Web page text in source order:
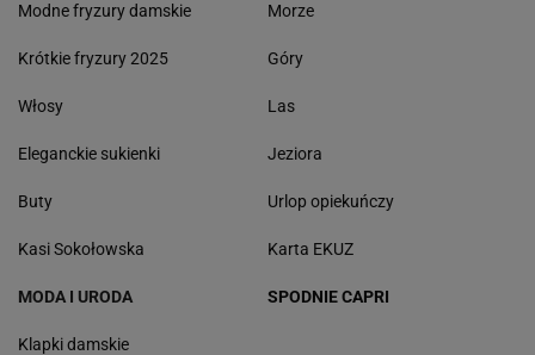
Modne fryzury damskie
Krótkie fryzury 2025
Włosy
Eleganckie sukienki
Buty
Kasi Sokołowska
Morze
Góry
Las
Jeziora
Urlop opiekuńczy
Karta EKUZ
MODA I URODA
Klapki damskie
SPODNIE CAPRI